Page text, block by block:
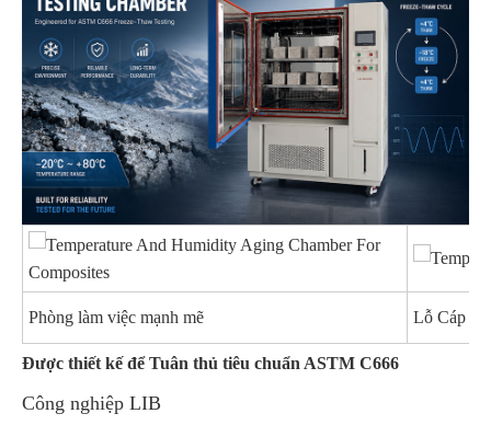
Phòng làm việc mạnh mẽ Lỗ Cáp
Được thiết kế để Tuân thủ tiêu chuẩn ASTM C666
Công nghiệp LIB